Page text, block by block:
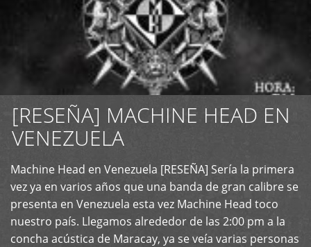
[RESEÑA] MACHINE HEAD EN
VENEZUELA
Machine Head en Venezuela [RESEÑA] Sería la primera
vez ya en varios años que una banda de gran calibre se
presenta en Venezuela esta vez Machine Head toco
nuestro país. Llegamos alrededor de las 2:00 pm a la
concha acústica de Maracay, ya se veía varias personas
+